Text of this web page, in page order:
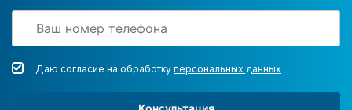
Даю согласие на обработку персональных данных